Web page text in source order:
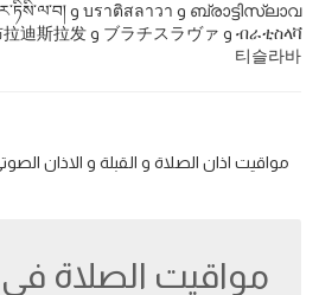
티슬라바
مواقيت اذان الصلاة و القبلة و الاذان
مواقيت الصلاة في